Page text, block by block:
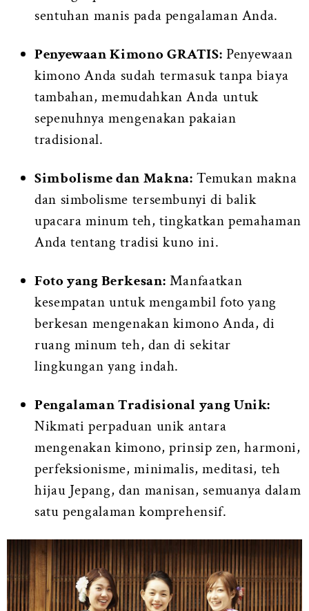
sentuhan manis pada pengalaman Anda.
Penyewaan Kimono GRATIS: Penyewaan
kimono Anda sudah termasuk tanpa biaya
tambahan, memudahkan Anda untuk
sepenuhnya mengenakan pakaian
tradisional.
Simbolisme dan Makna: Temukan makna
dan simbolisme tersembunyi di balik
upacara minum teh, tingkatkan pemahaman
Anda tentang tradisi kuno ini.
Foto yang Berkesan: Manfaatkan
kesempatan untuk mengambil foto yang
berkesan mengenakan kimono Anda, di
ruang minum teh, dan di sekitar
lingkungan yang indah.
Pengalaman Tradisional yang Unik:
Nikmati perpaduan unik antara
mengenakan kimono, prinsip zen, harmoni,
perfeksionisme, minimalis, meditasi, teh
hijau Jepang, dan manisan, semuanya dalam
satu pengalaman komprehensif.